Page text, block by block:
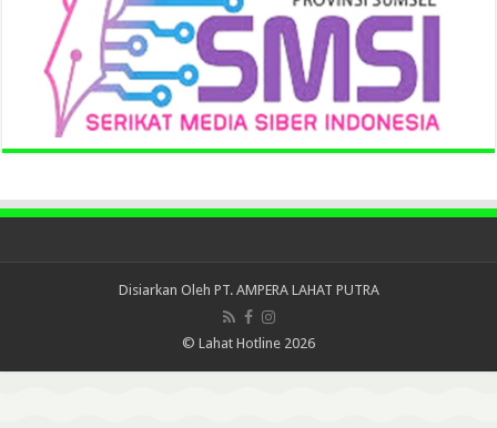
Disiarkan Oleh PT. AMPERA LAHAT PUTRA
© Lahat Hotline 2026